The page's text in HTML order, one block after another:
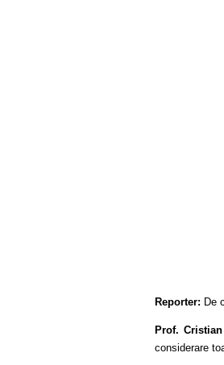
Reporter: De
Prof. Cristian
considerare